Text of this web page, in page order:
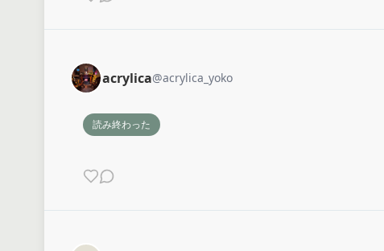
acrylica@acrylica_yoko
読み終わった